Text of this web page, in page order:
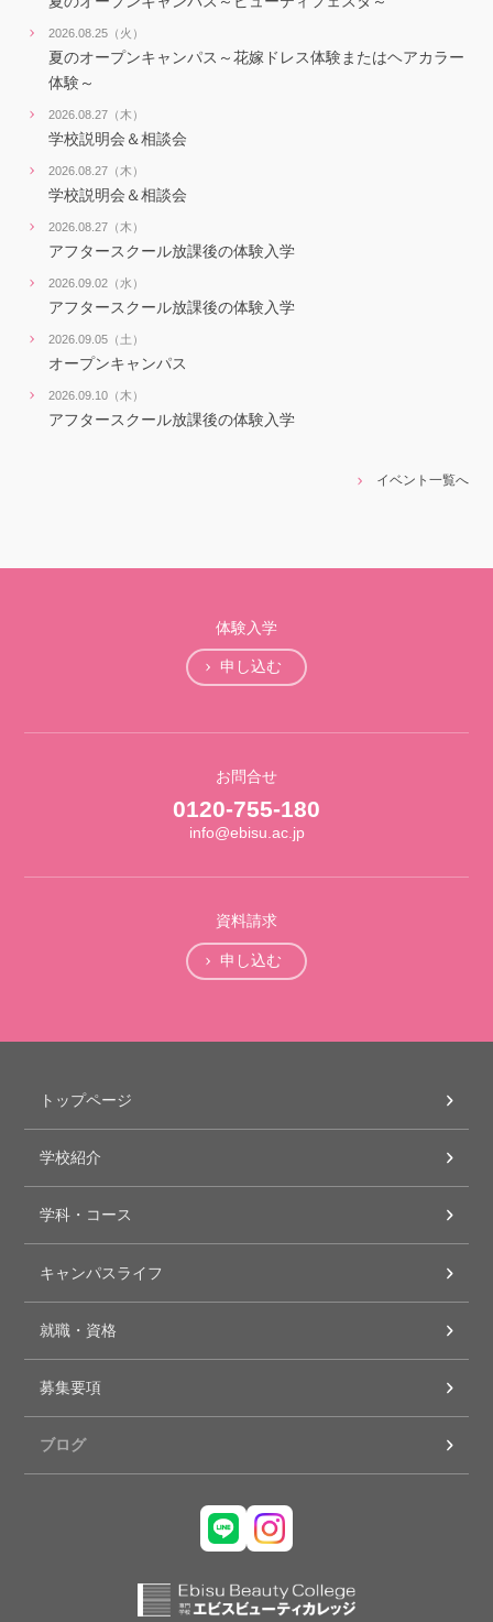
2026.08.25（火）
夏のオープンキャンパス～花嫁ドレス体験またはヘアカラー
体験～
2026.08.27（木）
学校説明会＆相談会
2026.08.27（木）
学校説明会＆相談会
2026.08.27（木）
アフタースクール放課後の体験入学
2026.09.02（水）
アフタースクール放課後の体験入学
2026.09.05（土）
オープンキャンパス
2026.09.10（木）
アフタースクール放課後の体験入学
イベント一覧へ
体験入学
申し込む
お問合せ
0120-755-180
info@ebisu.ac.jp
資料請求
申し込む
トップページ
学校紹介
学科・コース
キャンパスライフ
就職・資格
募集要項
ブログ